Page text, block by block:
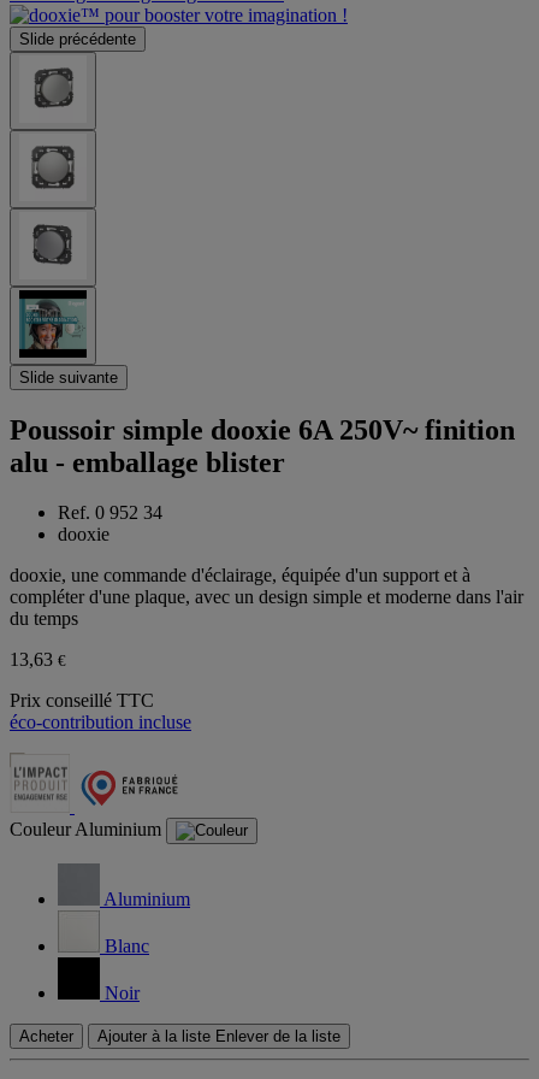
Slide précédente
Slide suivante
Poussoir simple dooxie 6A 250V~ finition
alu - emballage blister
Ref. 0 952 34
dooxie
dooxie, une commande d'éclairage, équipée d'un support et à
compléter d'une plaque, avec un design simple et moderne dans l'air
du temps
13,63 €
Prix conseillé TTC
éco-contribution incluse
CouleurAluminium
Aluminium
Blanc
Noir
Acheter Ajouter à la liste Enlever de la liste